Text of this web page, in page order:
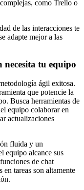
como Trello o
de las interacciones te
adapte mejor a las
tu equipo
ágil exitosa.
que potencie la
Busca herramientas de
equipo colaborar en
actualizaciones
fluida y un
equipo alcance sus
de chat
tareas son altamente